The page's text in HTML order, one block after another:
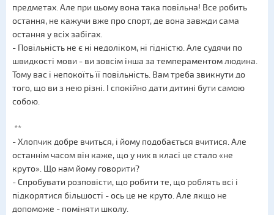
предметах. Але при цьому вона така повільна! Все робить
остання, не кажучи вже про спорт, де вона завжди сама
остання у всіх забігах.
- Повільність не є ні недоліком, ні гідністю. Але судячи по
швидкості мови - ви зовсім інша за темпераментом людина.
Тому вас і непокоїть її повільність. Вам треба звикнути до
того, що ви з нею різні. І спокійно дати дитині бути самою
собою.
**
- Хлопчик добре вчиться, і йому подобається вчитися. Але
останнім часом він каже, що у них в класі це стало «не
круто». Що нам йому говорити?
- Спробувати розповісти, що робити те, що роблять всі і
підкорятися більшості - ось це не круто. Але якщо не
допоможе - поміняти школу.